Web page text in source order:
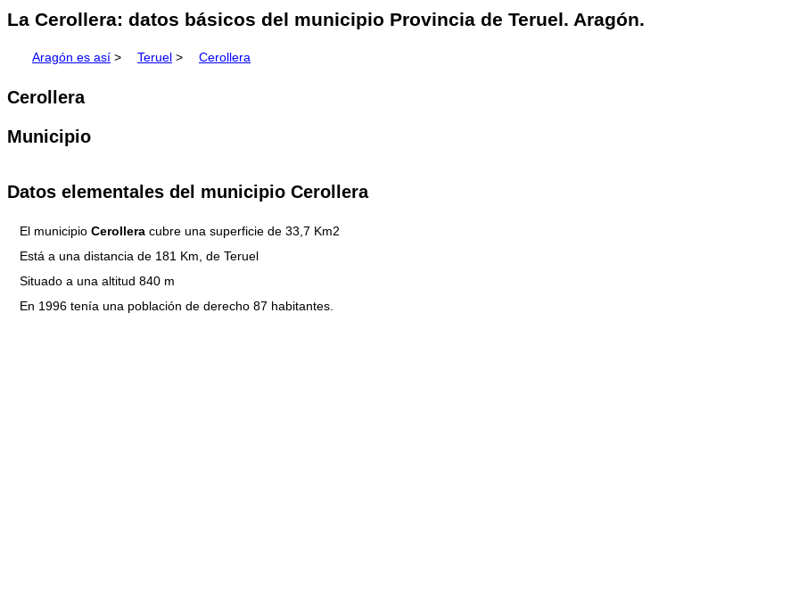
La Cerollera: datos básicos del municipio Provincia de Teruel. Aragón.
Aragón es así > Teruel > Cerollera
Cerollera
Municipio
Datos elementales del municipio Cerollera
El municipio Cerollera cubre una superficie de 33,7 Km2
Está a una distancia de 181 Km, de Teruel
Situado a una altitud 840 m
En 1996 tenía una población de derecho 87 habitantes.